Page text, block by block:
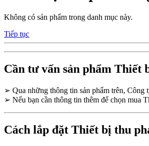
Không có sản phẩm trong danh mục này.
Tiếp tục
Cần tư vấn sản phẩm Thiết
➢ Qua những thông tin sản phẩm trên,
➢ Nếu bạn cần thông tin thêm để chọn mua
Cách lắp đặt Thiết bị thu